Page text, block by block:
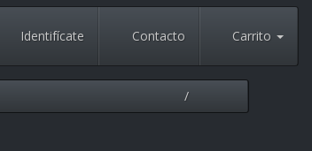
Identifícate Contacto Carrito